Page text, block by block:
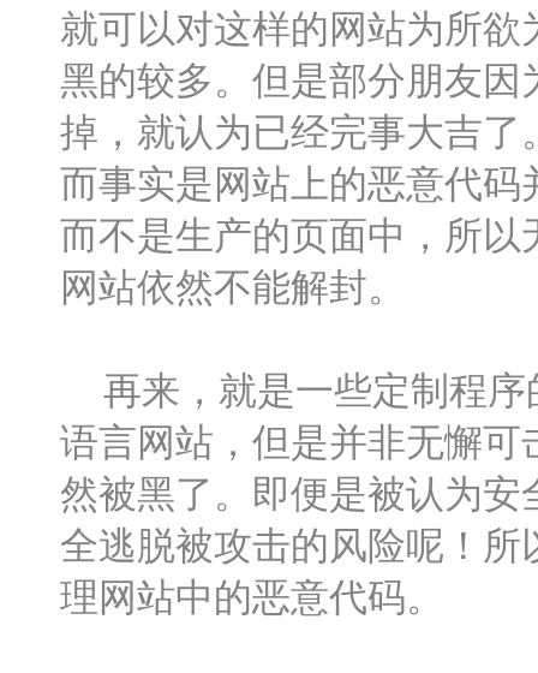
就可以对这样的网站为所
黑的较多。但是部分朋友
掉，就认为已经完事大吉了
而事实是网站上的恶意代
而不是生产的页面中，所
网站依然不能解封。
再来，就是一些定制程序
语言网站，但是并非无懈
然被黑了。即便是被认为
全逃脱被攻击的风险呢！
理网站中的恶意代码。